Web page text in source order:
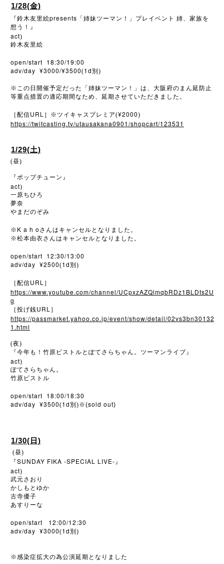
1/28(金)
『鈴木友里絵presents 「姉妹ツーマン！」プレイベント 姉、家族を
想う！』
act)
鈴木友里絵
open/start 18:30/19:00
adv/day ¥3000/¥3500(1d 別)
※ この日開催予定だった「姉妹ツーマン！」は、大阪府のまん延防止
等重点措置の適応期間なため、延期させていただきました。
［配信URL ］※ツイキャスプレミア(¥2000)
https://twitcasting.tv/utausakana0901/shopcart/123531
1/29(土)
(昼)
『ポップチューン』
act)
一原ちひろ
夢奈
やまだのぞみ
※ K a h o さんはキャンセルとなりました。
※松本由衣さんはキャンセルとなりました。
open/start 12:30/13:00
adv/day ¥2500(1d 別)
［配信URL ］
https://www.youtube.com/channel/UCpxzAZQlmqbRDz1BLDts2U
g
［投げ銭URL ］
https://passmarket.yahoo.co.jp/event/show/detail/02vs3bn30132
1.html
(夜)
『今年も！竹原ピストルとぽてさらちゃん。ツーマンライブ』
act)
ぽてさらちゃん。
竹原ピストル
open/start 18:00/18:30
adv/day ¥3500(1d 別)※(sold out)
1/30(日)
(昼)
『SUNDAY FIKA -SPECIAL LIVE-』
act)
武元さおり
かしもとゆか
古寺優子
あすりーな
open/start 12:00/12:30
adv/day ¥3000(1d 別)
※感染症拡大の為公演延期となりました